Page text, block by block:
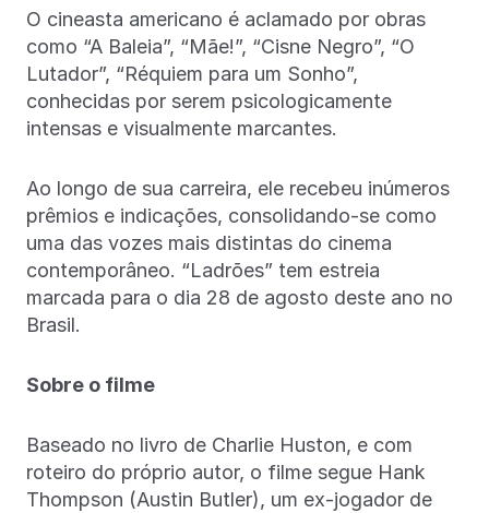
O cineasta americano é aclamado por obras
como “A Baleia”, “Mãe!”, “Cisne Negro”, “O
Lutador”, “Réquiem para um Sonho”,
conhecidas por serem psicologicamente
intensas e visualmente marcantes.
Ao longo de sua carreira, ele recebeu inúmeros
prêmios e indicações, consolidando-se como
uma das vozes mais distintas do cinema
contemporâneo. “Ladrões” tem estreia
marcada para o dia 28 de agosto deste ano no
Brasil.
Sobre o filme
Baseado no livro de Charlie Huston, e com
roteiro do próprio autor, o filme segue Hank
Thompson (Austin Butler), um ex-jogador de